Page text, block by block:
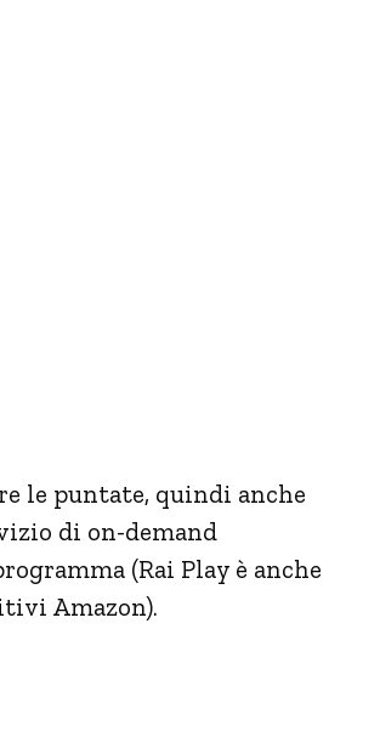
le puntate, quindi anche
di on-demand
(Rai Play è anche
Amazon).